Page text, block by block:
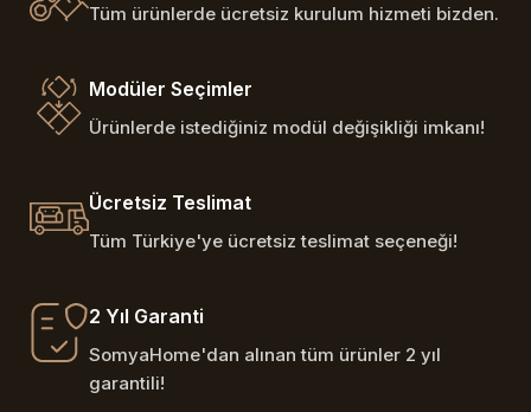
Tüm ürünlerde ücretsiz kurulum hizmeti bizden.
Modüler Seçimler
Ürünlerde istediğiniz modül değişikliği imkanı!
Ücretsiz Teslimat
Tüm Türkiye'ye ücretsiz teslimat seçeneği!
2 Yıl Garanti
SomyaHome'dan alınan tüm ürünler 2 yıl
garantili!